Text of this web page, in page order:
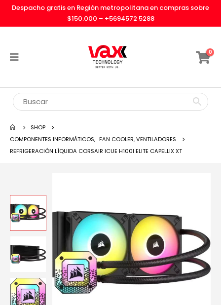
Despacho gratis en Región metropolitana en compras sobre
$150.000 – +5694572 5288
0
SHOP
COMPONENTES INFORMÁTICOS, FAN COOLER, VENTILADORES
REFRIGERACIÓN LÍQUIDA CORSAIR ICUE H100I ELITE CAPELLIX XT